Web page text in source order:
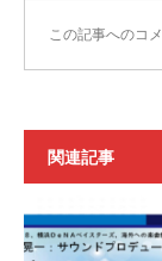
この記事へのコ
関連記事